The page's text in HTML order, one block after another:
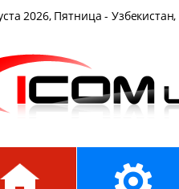
2026, Пятница - Узбекистан,